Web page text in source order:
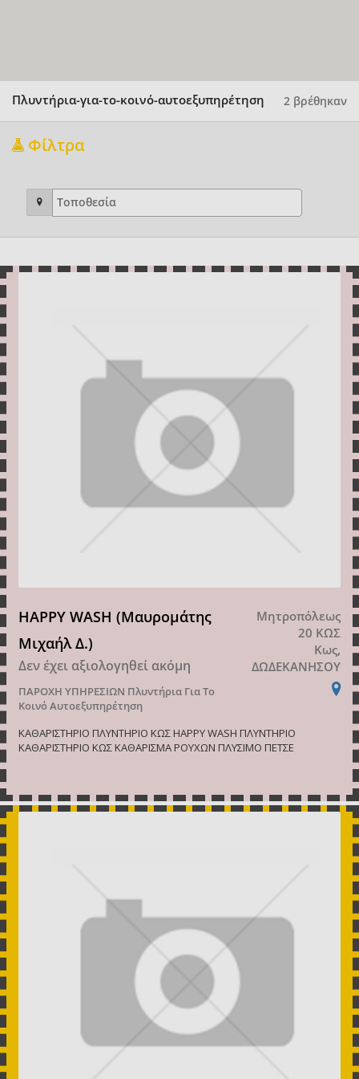
Πλυντήρια-για-το-κοινό-αυτοεξυπηρέτηση 2 βρέθηκαν
Φίλτρα
HAPPY WASH (Μαυρομάτης
Μιχαήλ Δ.)
Δεν έχει αξιολογηθεί ακόμη
ΠΑΡΟΧΗ ΥΠΗΡΕΣΙΩΝ Πλυντήρια Για Το
Κοινό Αυτοεξυπηρέτηση
Μητροπόλεως
20 ΚΩΣ
Κως,
ΔΩΔΕΚΑΝΗΣΟΥ
ΚΑΘΑΡΙΣΤΗΡΙΟ ΠΛΥΝΤΗΡΙΟ ΚΩΣ HAPPY WASH ΠΛΥΝΤΗΡΙΟ
ΚΑΘΑΡΙΣΤΗΡΙΟ ΚΩΣ ΚΑΘΑΡΙΣΜΑ ΡΟΥΧΩΝ ΠΛΥΣΙΜΟ ΠΕΤΣΕ